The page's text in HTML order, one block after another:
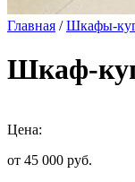
Главная /Шкафы-
Шкаф-
Цена:
от 45 000 руб.